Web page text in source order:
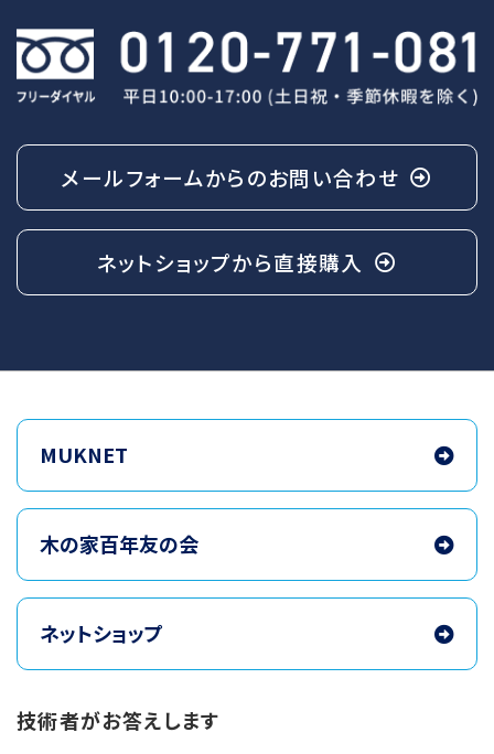
メールフォームからのお問い合わせ
ネットショップから直接購入
MUKNET
木の家百年友の会
ネットショップ
技術者がお答えします